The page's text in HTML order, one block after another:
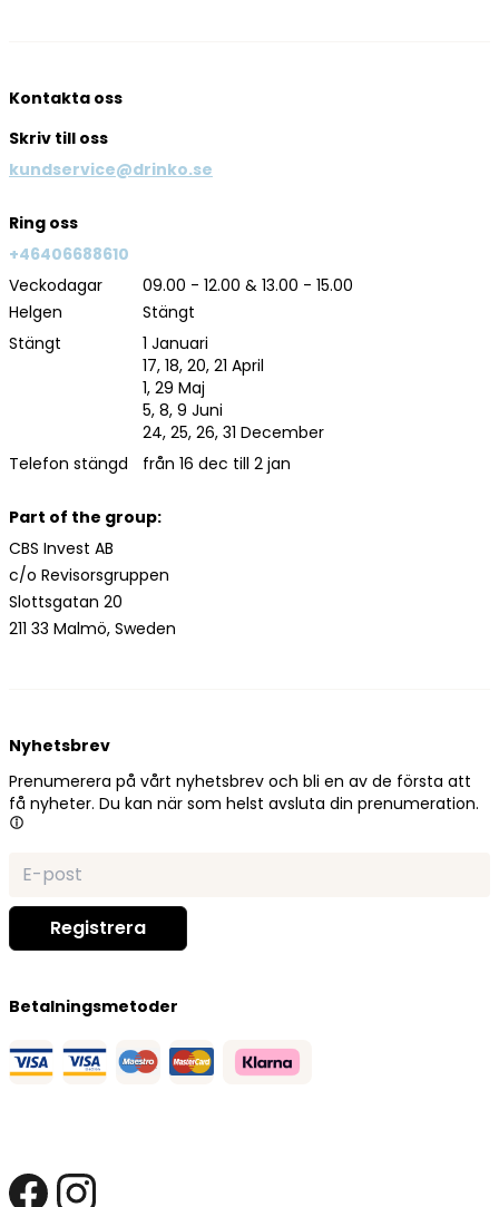
Kontakta oss
Skriv till oss
kundservice@drinko.se
Ring oss
+46406688610
Veckodagar
09.00 - 12.00 & 13.00 - 15.00
Helgen
Stängt
Stängt
Telefon stängd
1 Januari
17, 18, 20, 21 April
1, 29 Maj
5, 8, 9 Juni
24, 25, 26, 31 December
från 16 dec till 2 jan
Part of the group:
CBS Invest AB
c/o Revisorsgruppen
Slottsgatan 20
211 33 Malmö, Sweden
Nyhetsbrev
Prenumerera på vårt nyhetsbrev och bli en av de första att
få nyheter. Du kan när som helst avsluta din prenumeration.
Betalningsmetoder